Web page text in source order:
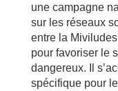
une campagne
sur les réseaux
entre la
pour favoriser le
dangereux. Il
spécifique pour